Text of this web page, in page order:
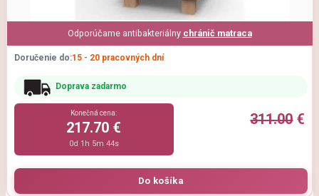
Odporúčame antibakteriálny chránič matraca
Doručenie do:15 - 20 pracovných dní
Doprava zadarmo
311.00€
Konečná cena:
217.70 €
0d 1h 5m 44s